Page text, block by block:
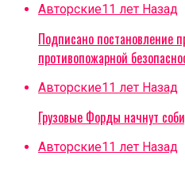
Авторские11 лет Назад
Подписано постановление
противопожарной
Авторские11 лет Назад
Грузовые Форды начнут
Авторские11 лет Назад